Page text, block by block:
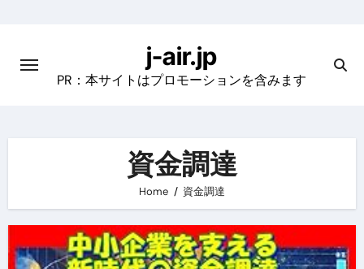
content
j-air.jp
PR：本サイトはプロモーションを含みます
資金調達
Home 資金調達